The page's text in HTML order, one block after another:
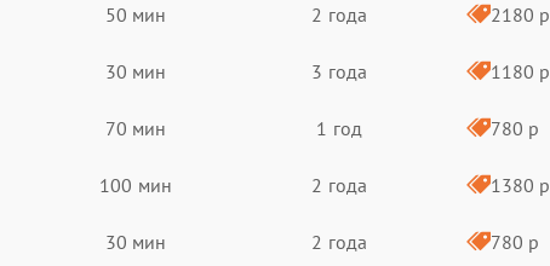
50 мин 2 года 2180 р
30 мин 3 года 1180 р
70 мин 1 год 780 р
100 мин 2 года 1380 р
30 мин 2 года 780 р